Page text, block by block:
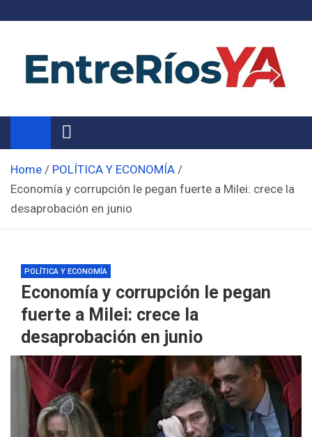
Noticias de Entre Ríos
Información de toda la provincia ahora
Home
POLÍTICA Y ECONOMÍA
Economía y corrupción le pegan fuerte a Milei: crece la
desaprobación en junio
POLÍTICA Y ECONOMÍA
Economía y corrupción le pegan
fuerte a Milei: crece la
desaprobación en junio